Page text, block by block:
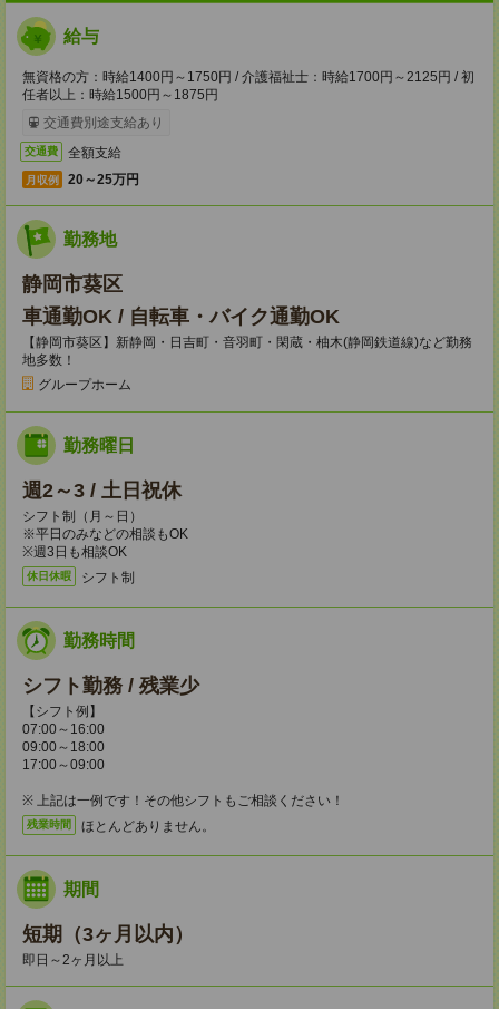
給与
無資格の方：時給1400円～1750円 / 介護福祉士：時給1700円～2125円 / 初
任者以上：時給1500円～1875円
交通費別途支給あり
交通費 全額支給
月収例 20～25万円
勤務地
静岡市葵区
車通勤OK / 自転車・バイク通勤OK
【静岡市葵区】新静岡・日吉町・音羽町・閑蔵・柚木(静岡鉄道線)など勤務
地多数！
グループホーム
勤務曜日
週2～3 / 土日祝休
シフト制（月～日）
※平日のみなどの相談もOK
※週3日も相談OK
休日休暇 シフト制
勤務時間
シフト勤務 / 残業少
【シフト例】
07:00～16:00
09:00～18:00
17:00～09:00
※ 上記は一例です！その他シフトもご相談ください！
残業時間 ほとんどありません。
期間
短期（3ヶ月以内）
即日～2ヶ月以上